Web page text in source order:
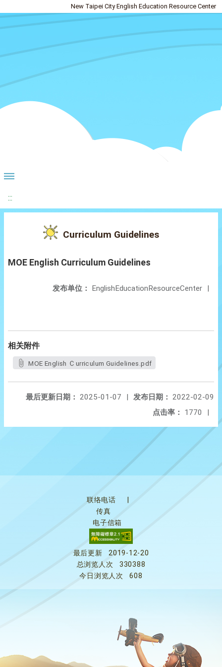
New Taipei City English Education Resource Center
:::
Curriculum Guidelines
MOE English Curriculum Guidelines
发布单位： EnglishEducationResourceCenter |
相关附件
MOE English Ｃurriculum Guidelines.pdf
发布日期： 2022-02-09
最后更新日期： 2025-01-07
|
点击率：
1770 |
联络电话
传真
电子信箱
最后更新
2019-12-20
总浏览人次
330388
今日浏览人次
608